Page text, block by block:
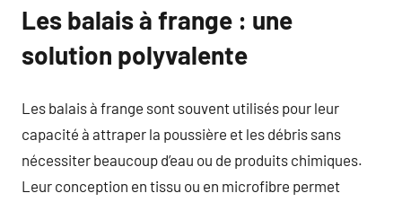
Les balais à frange : une
solution polyvalente
Les balais à frange sont souvent utilisés pour leur
capacité à attraper la poussière et les débris sans
nécessiter beaucoup d’eau ou de produits chimiques.
Leur conception en tissu ou en microfibre permet